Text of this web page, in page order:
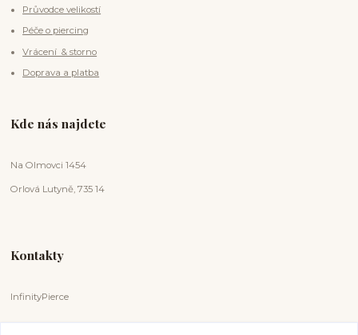
Průvodce velikostí
Péče o piercing
Vrácení & storno
Doprava a platba
Kde nás najdete
Na Olmovci 1454
Orlová Lutyně, 735 14
Kontakty
InfinityPierce